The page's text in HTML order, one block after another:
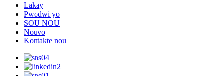
Lakay
Pwodwi yo
SOU NOU
Nouvo
Kontakte nou